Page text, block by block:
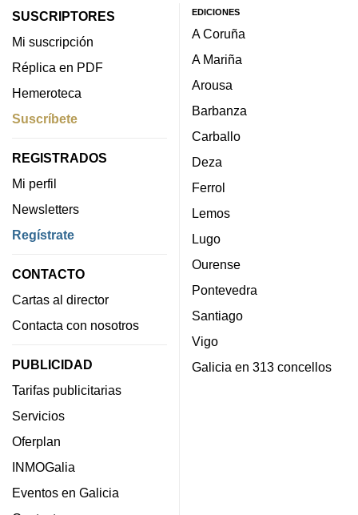
SUSCRIPTORES
Mi suscripción
Réplica en PDF
Hemeroteca
Suscríbete
REGISTRADOS
Mi perfil
Newsletters
Regístrate
CONTACTO
Cartas al director
Contacta con nosotros
PUBLICIDAD
Tarifas publicitarias
Servicios
Oferplan
INMOGalia
Eventos en Galicia
EDICIONES
A Coruña
A Mariña
Arousa
Barbanza
Carballo
Deza
Ferrol
Lemos
Lugo
Ourense
Pontevedra
Santiago
Vigo
Galicia en 313 concellos